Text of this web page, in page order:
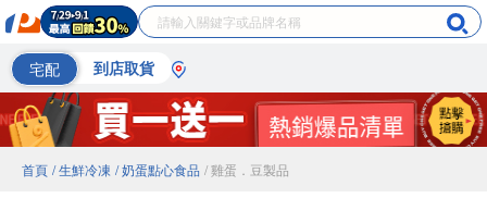
宅配 到店取貨
首頁 / 生鮮冷凍 / 奶蛋點心食品 / 雞蛋．豆製品